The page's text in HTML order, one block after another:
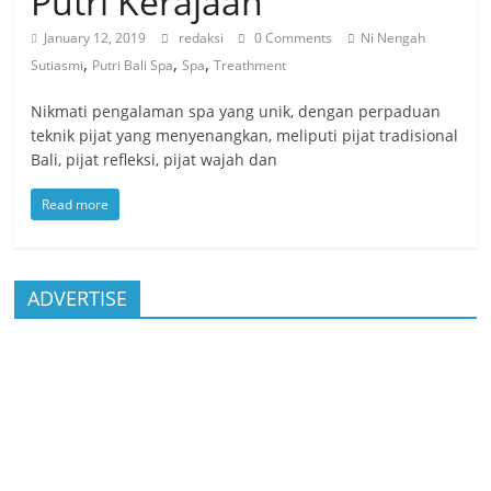
January 12, 2019 redaksi 0 Comments
Ni Nengah
Sutiasmi, Putri Bali Spa,Spa,Treathment
Nikmati pengalaman spa yang unik, dengan perpaduan
teknik pijat yang menyenangkan, meliputi pijat tradisional
Bali, pijat refleksi, pijat wajah dan
Read more
ADVERTISE